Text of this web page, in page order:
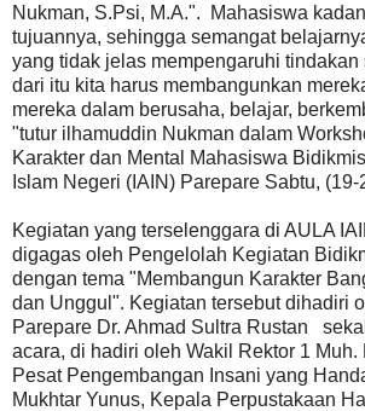
Nukman, S.Psi, M.A.". Mahasiswa
tujuannya, sehingga semangat
yang tidak jelas mempengaruhi tindakan
dari itu kita harus membangunkan
mereka dalam berusaha, belajar,
"tutur ilhamuddin Nukman dalam
Karakter dan Mental Mahasiswa
Islam Negeri (IAIN) Parepare Sabtu, (19-
Kegiatan yang terselenggara di AULA
digagas oleh Pengelolah Kegiatan
dengan tema "Membangun Karakter
dan Unggul". Kegiatan tersebut dihadiri
Parepare Dr. Ahmad Sultra Rustan
acara, di hadiri oleh Wakil Rektor 1
Pesat Pengembangan Insani yang
Mukhtar Yunus, Kepala Perpustakaan